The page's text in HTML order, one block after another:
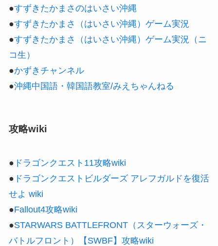
●すずきたかまさのはいさい沖縄
●すずきたかまさ（はいさい沖縄）ゲーム実況
●すずきたかまさ（はいさい沖縄）ゲーム実況（ニ
コ生）
●かずきチャンネル
●沖縄中国語・韓国語教室/みえちゃんねる
攻略wiki
● ドラゴンクエスト11攻略wiki
● ドラゴンクエストビルダーズ アレフガルドを復活
せよ wiki
●Fallout4攻略wiki
●STARWARS BATTLEFRONT（スターウォーズ・
バトルフロント）【SWBF】攻略wiki